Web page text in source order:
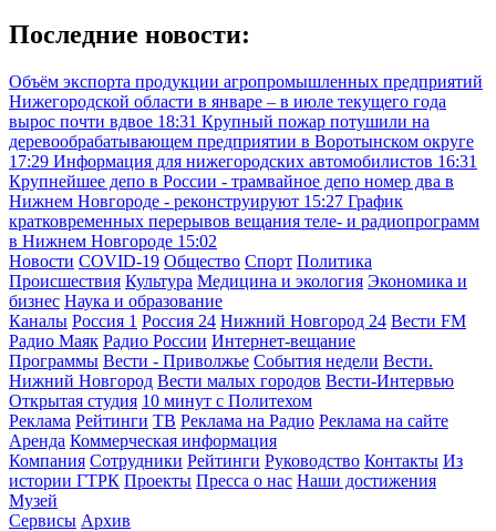
Последние новости:
Объём экспорта продукции агропромышленных предприятий
Нижегородской области в январе – в июле текущего года
вырос почти вдвое 18:31 Крупный пожар потушили на
деревообрабатывающем предприятии в Воротынском округе
17:29 Информация для нижегородских автомобилистов 16:31
Крупнейшее депо в России - трамвайное депо номер два в
Нижнем Новгороде - реконструируют 15:27 График
кратковременных перерывов вещания теле- и радиопрограмм
в Нижнем Новгороде 15:02
Новости COVID-19 Общество Спорт Политика
Происшествия Культура Медицина и экология Экономика и
бизнес Наука и образование
Каналы Россия 1 Россия 24 Нижний Новгород 24 Вести FM
Радио Маяк Радио России Интернет-вещание
Программы Вести - Приволжье События недели Вести.
Нижний Новгород Вести малых городов Вести-Интервью
Открытая студия 10 минут с Политехом
Реклама Рейтинги ТВ Реклама на Радио Реклама на сайте
Аренда Коммерческая информация
Компания Сотрудники Рейтинги Руководство Контакты Из
истории ГТРК Проекты Пресса о нас Наши достижения
Музей
Сервисы Архив